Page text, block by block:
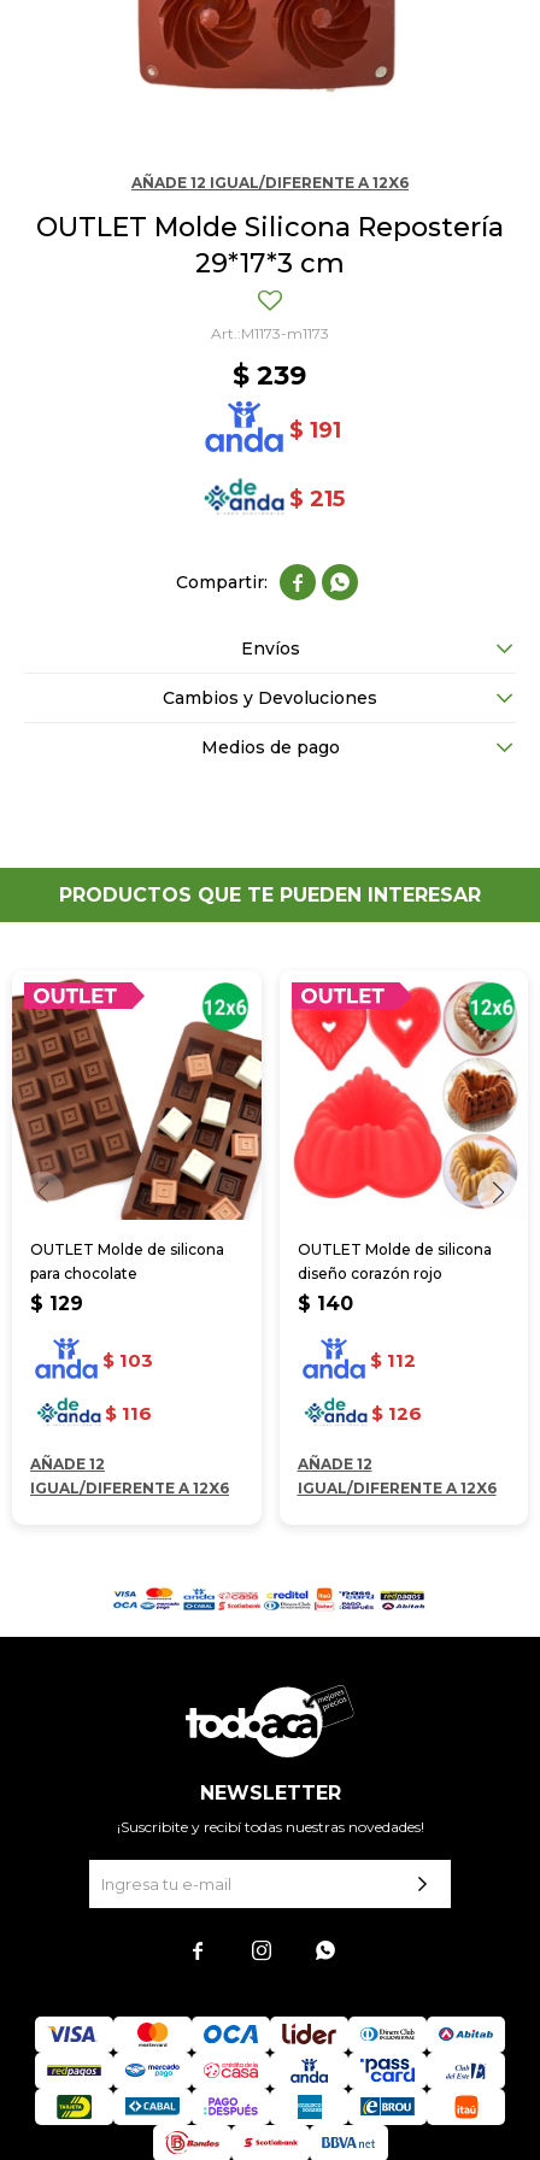
AÑADE 12 IGUAL/DIFERENTE A 12X6
OUTLET Molde Silicona Repostería
29*17*3 cm
M1173-m1173
$ 239
$ 191
$ 215
 
Envíos
Cambios y Devoluciones
Medios de pago
PRODUCTOS QUE TE PUEDEN INTERESAR
OUTLET Molde de silicona
para chocolate
$ 129
$ 103
$ 116
AÑADE 12
IGUAL/DIFERENTE A 12X6
OUTLET Molde de silicona
diseño corazón rojo
$ 140
$ 112
$ 126
AÑADE 12
IGUAL/DIFERENTE A 12X6
NEWSLETTER
¡Suscribite y recibí todas nuestras novedades!
  